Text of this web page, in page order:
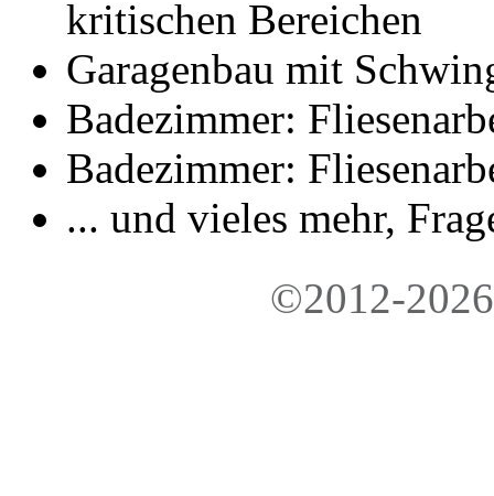
kritischen Bereichen
Garagenbau mit
Badezimmer:
Badezimmer:
... und vieles mehr,
©2012-